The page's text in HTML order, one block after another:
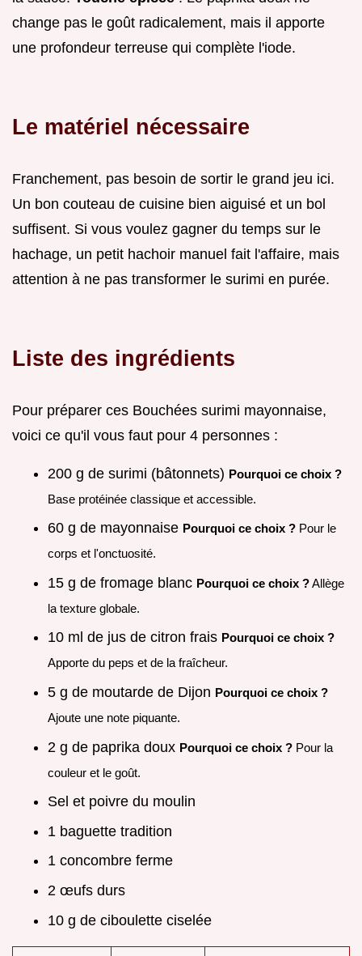
change pas le goût radicalement, mais il apporte
une profondeur terreuse qui complète l'iode.
Le matériel nécessaire
Franchement, pas besoin de sortir le grand jeu ici.
Un bon couteau de cuisine bien aiguisé et un bol
suffisent. Si vous voulez gagner du temps sur le
hachage, un petit hachoir manuel fait l'affaire, mais
attention à ne pas transformer le surimi en purée.
Liste des ingrédients
Pour préparer ces Bouchées surimi mayonnaise,
voici ce qu'il vous faut pour 4 personnes :
200 g de surimi (bâtonnets) Pourquoi ce choix ?
Base protéinée classique et accessible.
60 g de mayonnaise Pourquoi ce choix ? Pour le
corps et l'onctuosité.
15 g de fromage blanc Pourquoi ce choix ?Allège
la texture globale.
10 ml de jus de citron frais Pourquoi ce choix ?
Apporte du peps et de la fraîcheur.
5 g de moutarde de Dijon Pourquoi ce choix ?
Ajoute une note piquante.
2 g de paprika doux Pourquoi ce choix ? Pour la
couleur et le goût.
Sel et poivre du moulin
1 baguette tradition
1 concombre ferme
2 œufs durs
10 g de ciboulette ciselée